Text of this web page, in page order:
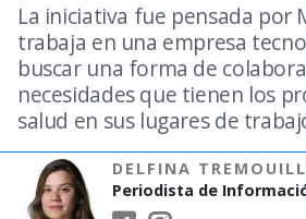
La iniciativa fue pensada por
trabaja en una empresa
buscar una forma de
necesidades que tienen los
salud en sus lugares de
DELFINA
Periodista de